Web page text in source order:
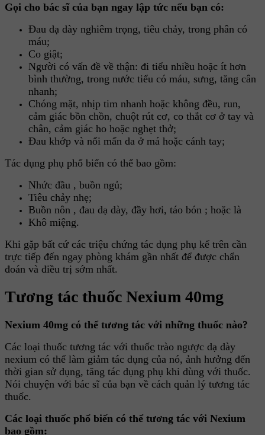
Gọi cho bác sĩ của bạn ngay lập tức nếu bạn có:
Đau dạ dày nghiêm trọng, tiêu chảy, trong phân có
máu;
Co giật;
Người có vấn đề về thận: đi tiểu nhiều hoặc ít hơn
bình thường, trong nước tiểu có máu, sưng, tăng cân
nhanh;
Chóng mặt, nhịp tim nhanh hoặc không đều, run,
cảm giác bồn chồn, chuột rút cơ, co thắt cơ ở tay và
chân, cảm giác ho hoặc nghẹt thở;
Đau khớp và nổi mẩn da ở má hoặc cánh tay;
Tác dụng phụ phổ biến có thể bao gồm:
Nhức đầu , buồn ngủ;
Tiêu chảy nhẹ;
Buồn nôn , đau dạ dày, đầy hơi, táo bón ; hoặc là
Khô miệng.
Khi gặp bất cứ các triệu chứng tác dụng phụ kể trên cần
trực tiếp đến ngay phòng khám gần nhất để được chẩn
đoán và điều trị sớm nhất.
Tương tác thuốc Nexium 40mg
Nexium 40mg có thể tương tác với những thuốc nào?
Các loại thuốc tương tác với thuốc trào ngược dạ dày
nexium có thể làm giảm tác dụng của nó, ảnh hưởng đến
thời gian sử dụng, tăng tác dụng phụ khi dùng với thuốc.
Nói chuyện với bác sĩ của bạn về cách quản lý tương tác
thuốc.
Các loại thuốc phổ biến có thể tương tác với Nexium
bao gồm: